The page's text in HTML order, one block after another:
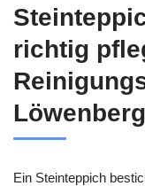
richtig
Ein Steinteppich